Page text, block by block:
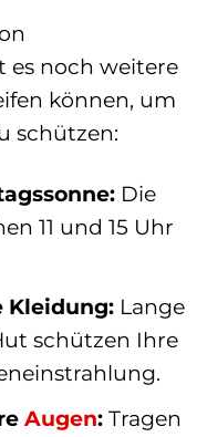
noch weitere
können, um
schützen:
Die
11 und 15 Uhr
Kleidung:Lange
schützen Ihre
Augen:Tragen